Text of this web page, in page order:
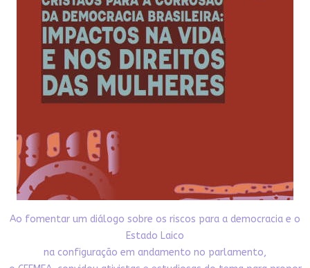
Ao fomentar um diálogo sobre os riscos para a democracia e o
Estado Laico
na configuração em andamento no parlamento,